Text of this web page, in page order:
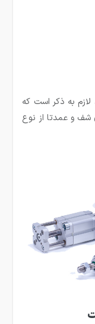
لازم به ذکر است که
شف و عمدتا از نوع